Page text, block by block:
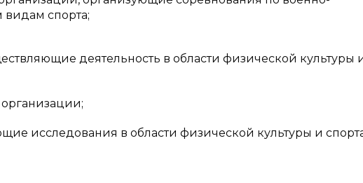
спорта;
деятельность в области физической культуры
исследования в области физической культуры и